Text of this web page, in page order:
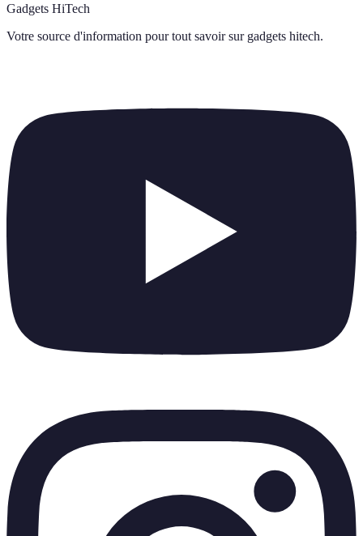
Gadgets HiTech
Votre source d'information pour tout savoir sur gadgets hitech.